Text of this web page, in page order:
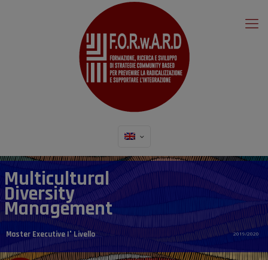
Multicultural
Diversity
Management
Master Executive I° Livello 2019/2020